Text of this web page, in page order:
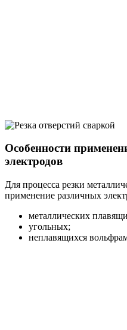
Особенности
электродов
Для процесса резки
применение различных
металлических
угольных;
неплавящихся